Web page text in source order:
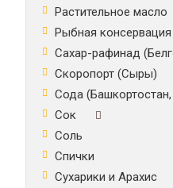
Растительное масло
Рыбная консервация
Сахар-рафинад
Скоропорт (Сыры)
Сода (Башкортостан,
Сок
Соль
Спички
Сухарики и Арахис